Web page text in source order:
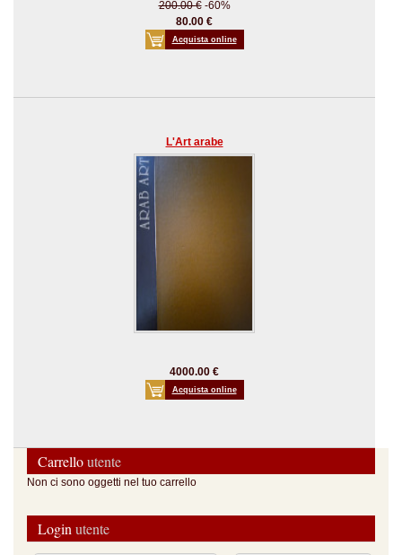
200.00 €-60%
80.00 €
Acquista online
L'Art arabe
4000.00 €
Acquista online
Carrelloutente
Non ci sono oggetti nel tuo carrello
Loginutente